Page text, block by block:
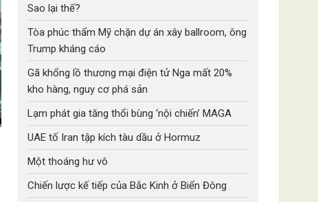
Sao lại thế?
Tòa phúc thẩm Mỹ chặn dự án xây ballroom, ông
Trump kháng cáo
Gã khổng lồ thương mại điện tử Nga mất 20%
kho hàng, nguy cơ phá sản
Lạm phát gia tăng thổi bùng ‘nội chiến’ MAGA
UAE tố Iran tập kích tàu dầu ở Hormuz
Một thoáng hư vô
Chiến lược kế tiếp của Bắc Kinh ở Biển Đông